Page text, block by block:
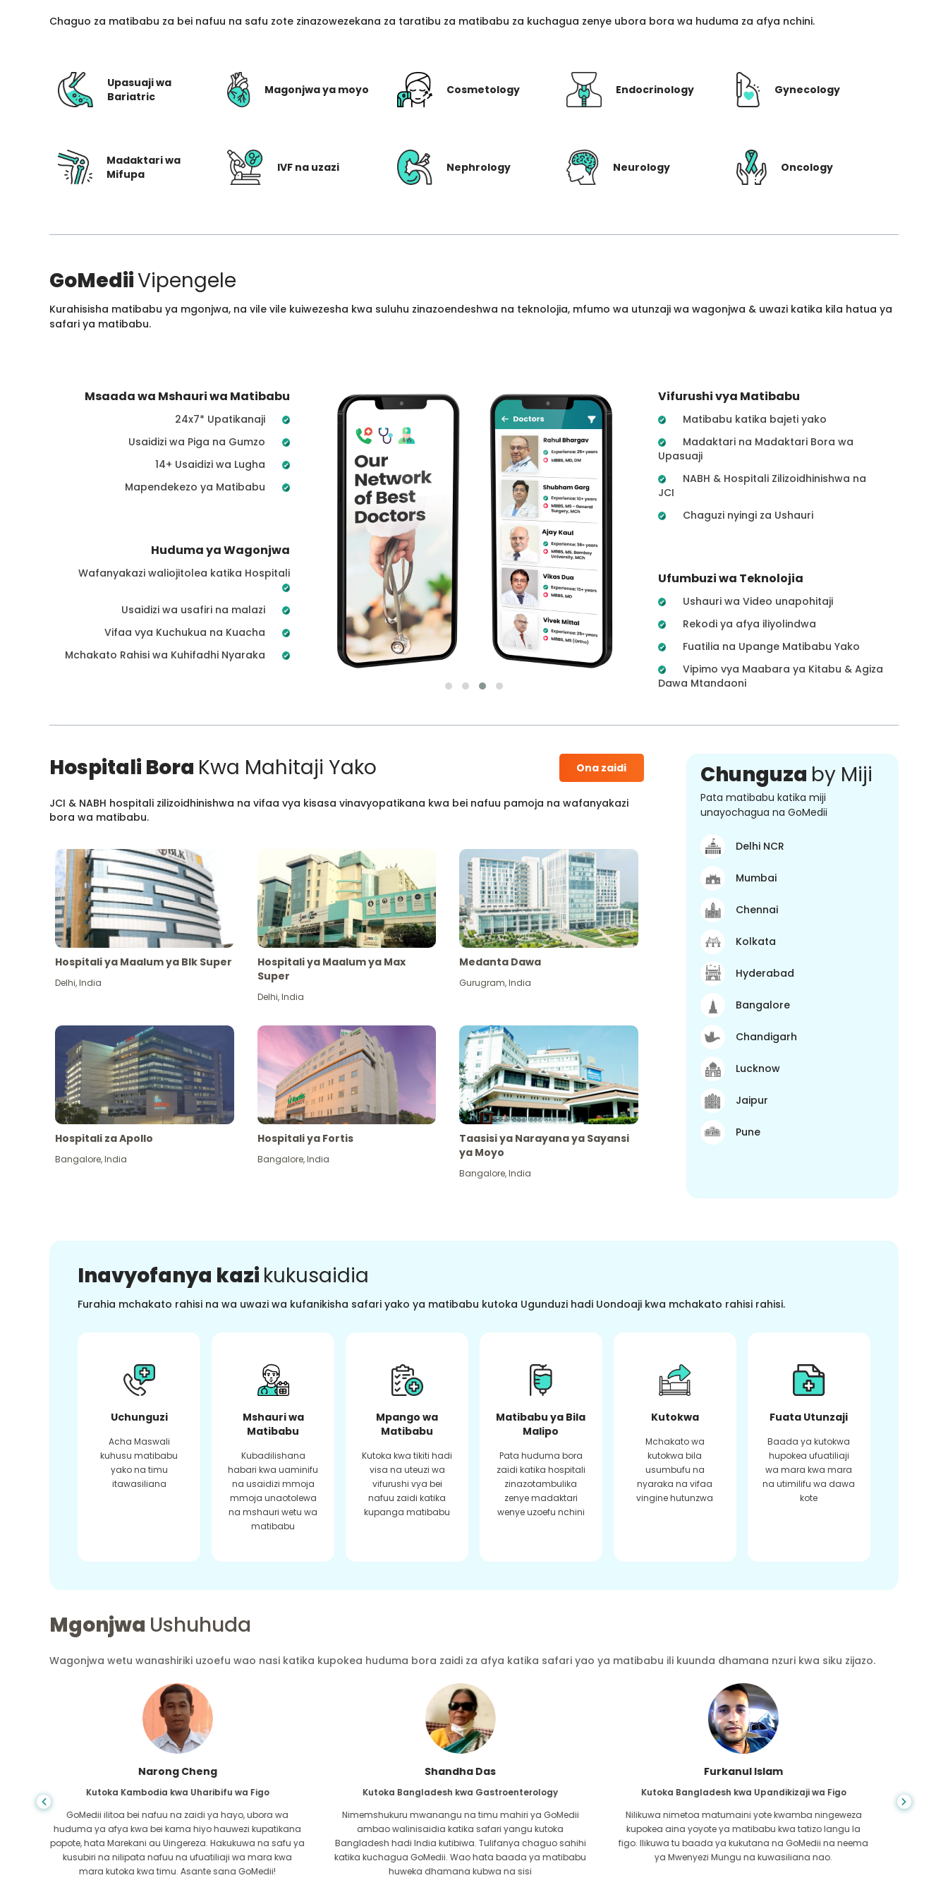
Chaguo za matibabu za bei nafuu na safu zote zinazowezekana za taratibu za matibabu za kuchagua zenye ubora bora wa huduma za afya nchini.
Upasuaji wa
Bariatric
Magonjwa ya moyo Cosmetology Endocrinology Gynecology
Madaktari wa
Mifupa
IVF na uzazi Nephrology Neurology Oncology
GoMediiVipengele
Kurahisisha matibabu ya mgonjwa, na vile vile kuiwezesha kwa suluhu zinazoendeshwa na teknolojia, mfumo wa utunzaji wa wagonjwa & uwazi katika kila hatua ya
safari ya matibabu.
Msaada wa Mshauri wa Matibabu
24x7* Upatikanaji
Usaidizi wa Piga na Gumzo
14+ Usaidizi wa Lugha
Mapendekezo ya Matibabu
Huduma ya Wagonjwa
Wafanyakazi waliojitolea katika Hospitali
Usaidizi wa usafiri na malazi
Vifaa vya Kuchukua na Kuacha
Mchakato Rahisi wa Kuhifadhi Nyaraka
Vifurushi vya Matibabu
Matibabu katika bajeti yako
Madaktari na Madaktari Bora wa
Upasuaji
NABH & Hospitali Zilizoidhinishwa na
JCI
Chaguzi nyingi za Ushauri
Ufumbuzi wa Teknolojia
Ushauri wa Video unapohitaji
Rekodi ya afya iliyolindwa
Fuatilia na Upange Matibabu Yako
Vipimo vya Maabara ya Kitabu & Agiza
Dawa Mtandaoni
Hospitali Bora Kwa Mahitaji Yako Ona zaidi
JCI & NABH hospitali zilizoidhinishwa na vifaa vya kisasa vinavyopatikana kwa bei nafuu pamoja na wafanyakazi
bora wa matibabu.
Hospitali ya Maalum ya Blk Super
Delhi,India
Hospitali ya Maalum ya Max
Super
Delhi,India
Medanta Dawa
Gurugram,India
Hospitali za Apollo
Bangalore,India
Hospitali ya Fortis
Bangalore,India
Taasisi ya Narayana ya Sayansi
ya Moyo
Bangalore,India
Chunguza by Miji
Pata matibabu katika miji
unayochagua na GoMedii
Delhi NCR
Mumbai
Chennai
Kolkata
Hyderabad
Bangalore
Chandigarh
Lucknow
Jaipur
Pune
Inavyofanya kazi kukusaidia
Furahia mchakato rahisi na wa uwazi wa kufanikisha safari yako ya matibabu kutoka Ugunduzi hadi Uondoaji kwa mchakato rahisi rahisi.
Uchunguzi
Acha Maswali
kuhusu matibabu
yako na timu
itawasiliana
Mshauri wa
Matibabu
Kubadilishana
habari kwa uaminifu
na usaidizi mmoja
mmoja unaotolewa
na mshauri wetu wa
matibabu
Mpango wa
Matibabu
Kutoka kwa tikiti hadi
visa na uteuzi wa
vifurushi vya bei
nafuu zaidi katika
kupanga matibabu
Matibabu ya Bila
Malipo
Pata huduma bora
zaidi katika hospitali
zinazotambulika
zenye madaktari
wenye uzoefu nchini
Kutokwa
Mchakato wa
kutokwa bila
usumbufu na
nyaraka na vifaa
vingine hutunzwa
Fuata Utunzaji
Baada ya kutokwa
hupokea ufuatiliaji
wa mara kwa mara
na utimilifu wa dawa
kote
Mgonjwa Ushuhuda
Wagonjwa wetu wanashiriki uzoefu wao nasi katika kupokea huduma bora zaidi za afya katika safari yao ya matibabu ili kuunda dhamana nzuri kwa siku zijazo.
Shandha Das
Kutoka Bangladesh kwa Gastroenterology
Nimemshukuru mwanangu na timu mahiri ya GoMedii
ambao walinisaidia katika safari yangu kutoka
Bangladesh hadi India kutibiwa. Tulifanya chaguo sahihi
katika kuchagua GoMedii. Wao hata baada ya matibabu
huweka dhamana kubwa na sisi
Furkanul Islam
Kutoka Bangladesh kwa Upandikizaji wa Figo
Nilikuwa nimetoa matumaini yote kwamba ningeweza
kupokea aina yoyote ya matibabu kwa tatizo langu la
figo. Ilikuwa tu baada ya kukutana na GoMedii na neema
ya Mwenyezi Mungu na kuwasiliana nao.
Chea Sarath
Kutoka Kambodia kwa CKD
CKD ni hali ya maisha ya muda mrefu ambayo inazidi
kuwa mbaya. Niliteseka kwa muda mrefu na hatimaye
GoMedii na mmoja wa mshirika wao huko Kambodia
walinisaidia kutambua ilikuwa wakati wa kushikilia afya